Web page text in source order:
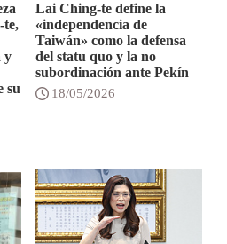
te,
y
su
Lai Ching-te define la
«independencia de
Taiwán» como la defensa
del statu quo y la no
subordinación ante Pekín
18/05/2026